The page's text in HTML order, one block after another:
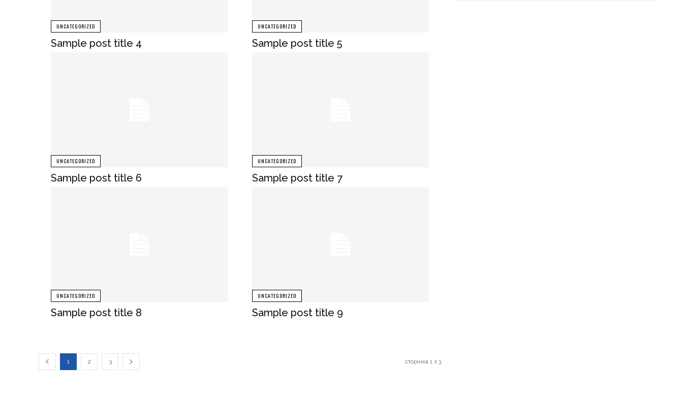
UNCATEGORIZED
Sample post title 4
UNCATEGORIZED
Sample post title 5
UNCATEGORIZED
Sample post title 6
UNCATEGORIZED
Sample post title 7
UNCATEGORIZED
Sample post title 8
UNCATEGORIZED
Sample post title 9
1 2 3 сторінка 1 з 3